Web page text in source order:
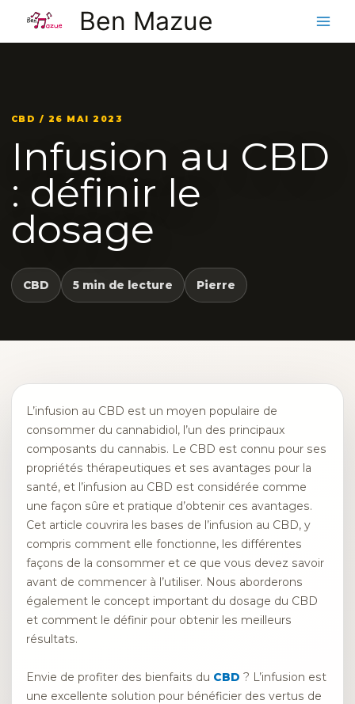
contenu
Ben Mazue
CBD / 26 MAI 2023
Infusion au CBD
: définir le
dosage
CBD 5 min de lecture Pierre
L’infusion au CBD est un moyen populaire de
consommer du cannabidiol, l’un des principaux
composants du cannabis. Le CBD est connu pour ses
propriétés thérapeutiques et ses avantages pour la
santé, et l’infusion au CBD est considérée comme
une façon sûre et pratique d’obtenir ces avantages.
Cet article couvrira les bases de l’infusion au CBD, y
compris comment elle fonctionne, les différentes
façons de la consommer et ce que vous devez savoir
avant de commencer à l’utiliser. Nous aborderons
également le concept important du dosage du CBD
et comment le définir pour obtenir les meilleurs
résultats.
Envie de profiter des bienfaits du CBD ? L’infusion est
une excellente solution pour bénéficier des vertus de